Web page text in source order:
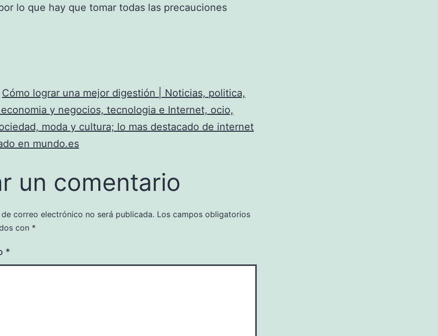
lo que hay que tomar todas las precauciones
Cómo lograr una mejor digestión | Noticias, politica,
y negocios, tecnologia e Internet, ocio,
moda y cultura; lo mas destacado de internet
en mundo.es
un comentario
correo electrónico no será publicada. Los campos obligatorios
con *
*